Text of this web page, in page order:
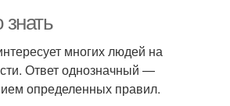
многих людей на
Ответ однозначный —
определенных правил.